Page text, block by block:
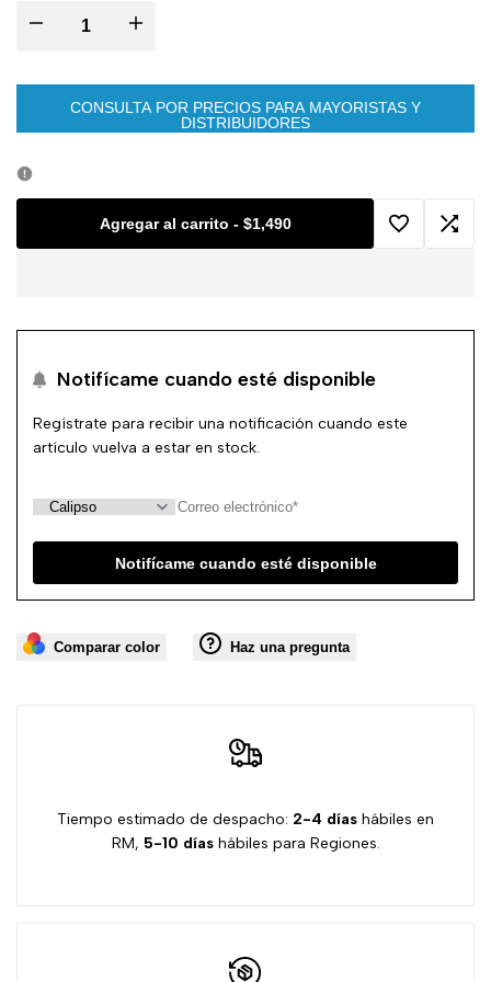
Disminuir
BISTRETCH
Aumentar
CONSULTA POR PRECIOS PARA MAYORISTAS Y
DISTRIBUIDORES
Agregar al carrito - $1,490
Agregar
Notifícame cuando esté disponible
Regístrate para recibir una notificación cuando este
artículo vuelva a estar en stock.
Notifícame cuando esté disponible
Comparar color Haz una pregunta
Tiempo estimado de despacho: 2-4 días hábiles en
RM, 5-10 díashábiles para Regiones.